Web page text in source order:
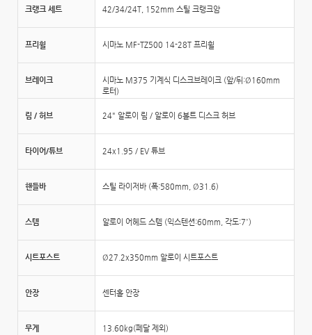
크랭크 세트 42/34/24T, 152mm 스틸 크랭크암
프리휠 시마노 MF-TZ500 14-28T 프리휠
브레이크
시마노 M375 기계식 디스크브레이크 (앞/뒤:Ø160mm
로터)
림 / 허브 24" 알로이 림 / 알로이 6볼트 디스크 허브
타이어/튜브 24x1.95 / EV 튜브
핸들바 스틸 라이저바 (폭:580mm, Ø31.6)
스템 알로이 어헤드 스템 (익스텐션:60mm, 각도:7˚)
시트포스트 Ø27.2x350mm 알로이 시트포스트
안장 센터홀 안장
무게 13.60kg(페달 제외)